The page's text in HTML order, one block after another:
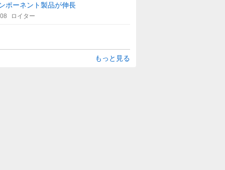
ポーネント製品が伸長
ロイター
もっと見る